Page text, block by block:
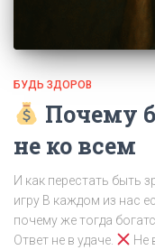
БУДЬ ЗДОРОВ
Почему
не ко всем
И как перестать быть
игру В каждом из нас
почему же тогда
Ответ не в удаче.
Не